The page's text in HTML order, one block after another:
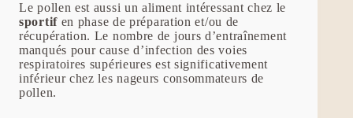
Le pollen est aussi un aliment intéressant chez le
sportifen phase de préparation et/ou de
récupération. Le nombre de jours d’entraînement
manqués pour cause d’infection des voies
respiratoires supérieures est significativement
inférieur chez les nageurs consommateurs de
pollen.